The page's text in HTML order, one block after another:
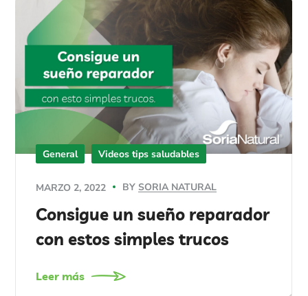
General Videos tips saludables
MARZO 2, 2022 BY SORIA NATURAL
Consigue un sueño reparador
con estos simples trucos
Leer más